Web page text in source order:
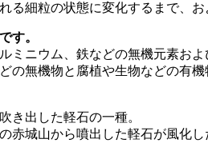
る細粒の状態に変化するまで、
す。
ミニウム、鉄などの無機元素お
の無機物と腐植や生物などの有
き出した軽石の一種。
赤城山から噴出した軽石が風化